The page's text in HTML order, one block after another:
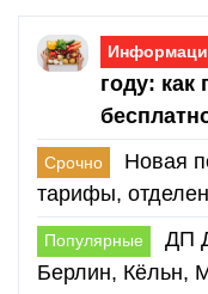
году: как
Срочно
Новая
тарифы,
Популярные
ДП
Берлин, Кёльн,